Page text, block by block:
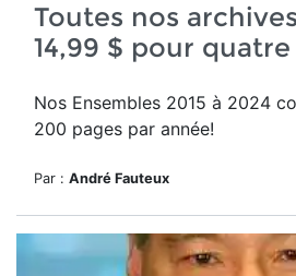
Toutes nos
14,99 $ pour
Nos Ensembles 2015 à 2024
200 pages par année!
Par : André Fauteux